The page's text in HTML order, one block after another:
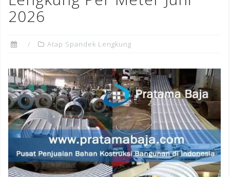
k
2026
Atap Spandek Lengkung